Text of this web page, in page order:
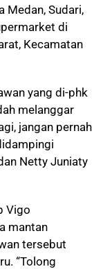
Medan, Sudari,
di
Kecamatan
yang di-phk
melanggar
jangan pernah
Netty Juniaty
Vigo
mantan
tersebut
“Tolong